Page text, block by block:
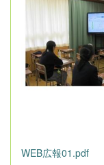
WEB広報01.pdf